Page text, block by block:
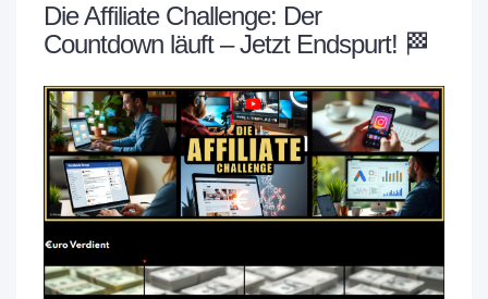
Die Affiliate Challenge: Der
Countdown läuft – Jetzt Endspurt! 🏁